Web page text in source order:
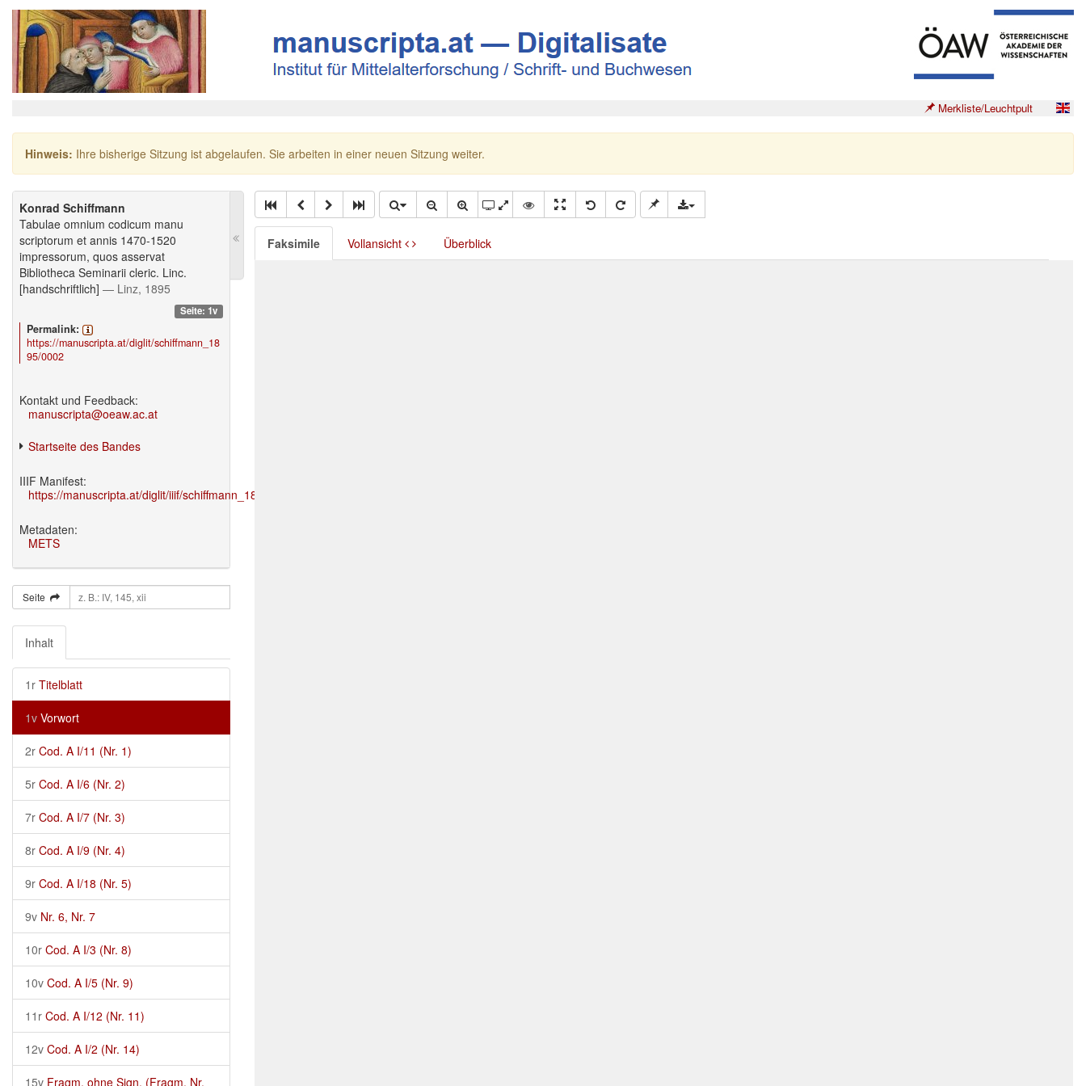
Merkliste/Leuchtpult
Hinweis: Ihre bisherige Sitzung ist abgelaufen. Sie arbeiten in einer neuen Sitzung weiter.
Konrad Schiffmann
Tabulae omnium codicum manu
scriptorum et annis 1470-1520
impressorum, quos asservat
Bibliotheca Seminarii cleric. Linc.
[handschriftlich] — Linz, 1895
Seite: 1v
Permalink:
https://manuscripta.at/diglit/schiffmann_18
95/0002
Kontakt und Feedback:
manuscripta@oeaw.ac.at
Startseite des Bandes
IIIF Manifest:
https://manuscripta.at/diglit/iiif/schiffmann_1895/manifest.json
Metadaten:
METS
Seite
Inhalt
1r Titelblatt
1v Vorwort
2r Cod. A I/11 (Nr. 1)
5r Cod. A I/6 (Nr. 2)
7r Cod. A I/7 (Nr. 3)
8r Cod. A I/9 (Nr. 4)
9r Cod. A I/18 (Nr. 5)
9v Nr. 6, Nr. 7
10r Cod. A I/3 (Nr. 8)
10v Cod. A I/5 (Nr. 9)
11r Cod. A I/12 (Nr. 11)
12v Cod. A I/2 (Nr. 14)
15v Fragm. ohne Sign. (Fragm. Nr.
Faksimile Vollansicht Überblick